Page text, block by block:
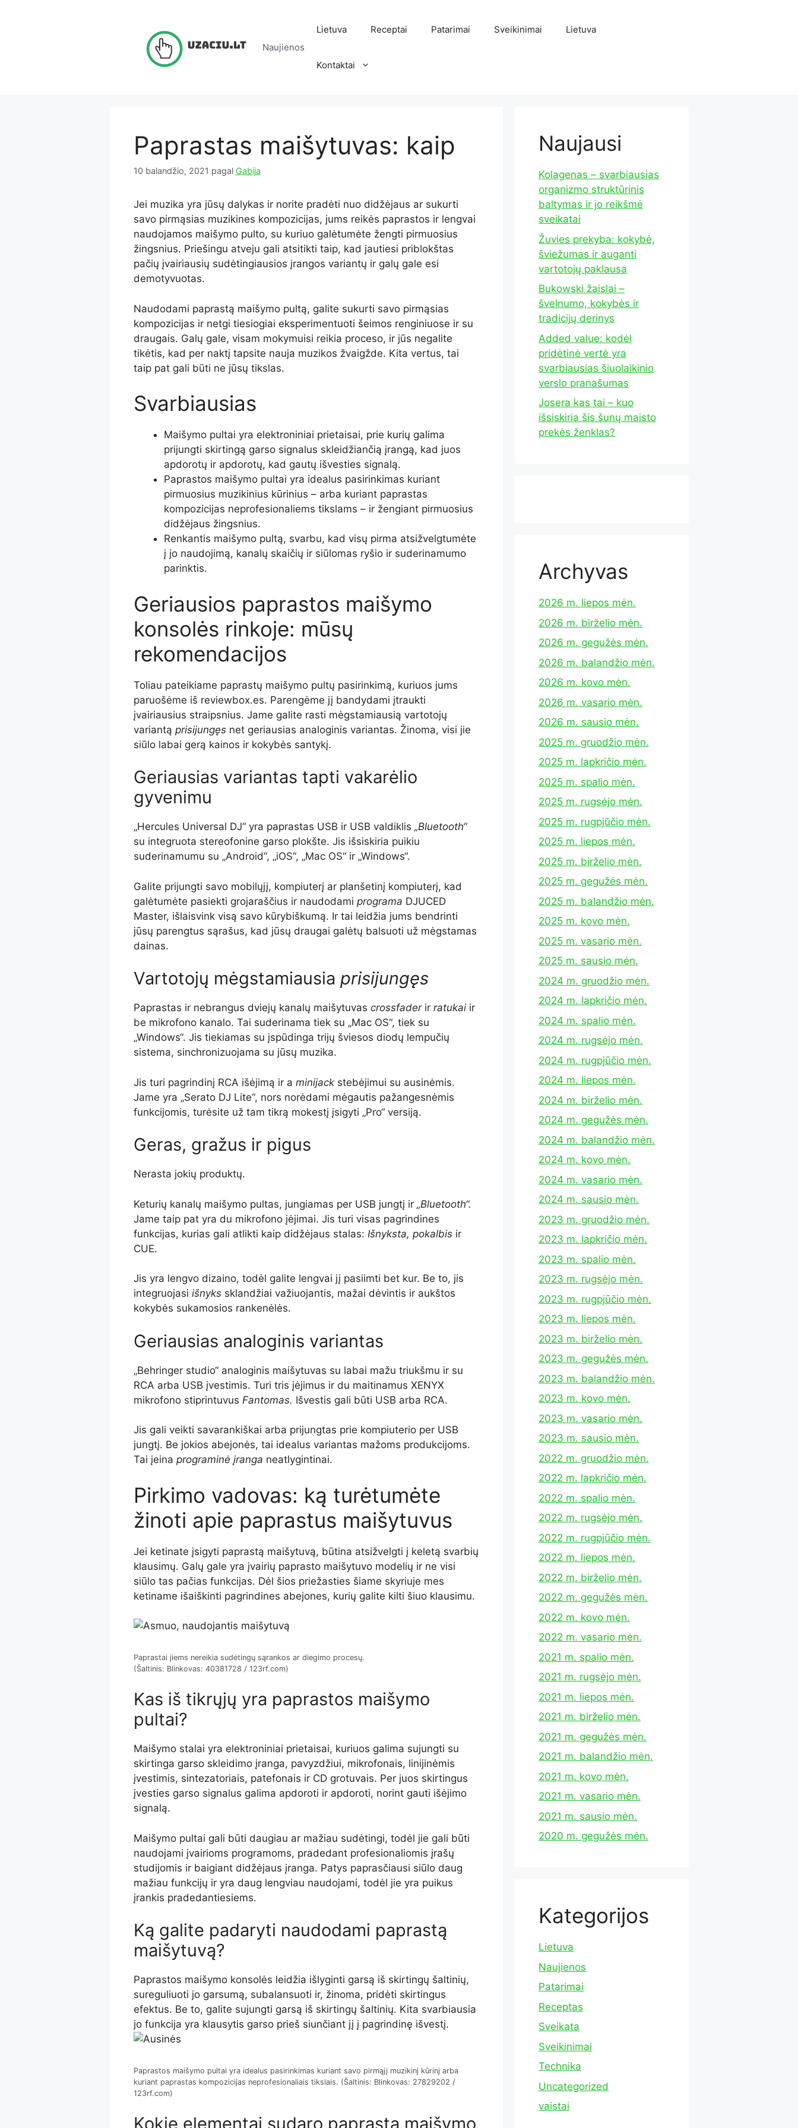
Naujienos
Lietuva Receptai Patarimai Sveikinimai Lietuva
Kontaktai
Paprastas maišytuvas: kaip
10 balandžio, 2021 pagal Gabija
Jei muzika yra jūsų dalykas ir norite pradėti nuo didžėjaus ar sukurti
savo pirmąsias muzikines kompozicijas, jums reikės paprastos ir lengvai
naudojamos maišymo pulto, su kuriuo galėtumėte žengti pirmuosius
žingsnius. Priešingu atveju gali atsitikti taip, kad jautiesi priblokštas
pačių įvairiausių sudėtingiausios įrangos variantų ir galų gale esi
demotyvuotas.
Naudodami paprastą maišymo pultą, galite sukurti savo pirmąsias
kompozicijas ir netgi tiesiogiai eksperimentuoti šeimos renginiuose ir su
draugais. Galų gale, visam mokymuisi reikia proceso, ir jūs negalite
tikėtis, kad per naktį tapsite nauja muzikos žvaigžde. Kita vertus, tai
taip pat gali būti ne jūsų tikslas.
Svarbiausias
Maišymo pultai yra elektroniniai prietaisai, prie kurių galima
prijungti skirtingą garso signalus skleidžiančią įrangą, kad juos
apdorotų ir apdorotų, kad gautų išvesties signalą.
Paprastos maišymo pultai yra idealus pasirinkimas kuriant
pirmuosius muzikinius kūrinius – arba kuriant paprastas
kompozicijas neprofesionaliems tikslams – ir žengiant pirmuosius
didžėjaus žingsnius.
Renkantis maišymo pultą, svarbu, kad visų pirma atsižvelgtumėte
į jo naudojimą, kanalų skaičių ir siūlomas ryšio ir suderinamumo
parinktis.
Geriausios paprastos maišymo
konsolės rinkoje: mūsų
rekomendacijos
Toliau pateikiame paprastų maišymo pultų pasirinkimą, kuriuos jums
paruošėme iš reviewbox.es. Parengėme jį bandydami įtraukti
įvairiausius straipsnius. Jame galite rasti mėgstamiausią vartotojų
variantą prisijungęsnet geriausias analoginis variantas. Žinoma, visi jie
siūlo labai gerą kainos ir kokybės santykį.
Geriausias variantas tapti vakarėlio
gyvenimu
„Hercules Universal DJ“ yra paprastas USB ir USB valdiklis „Bluetooth“
su integruota stereofonine garso plokšte. Jis išsiskiria puikiu
suderinamumu su „Android“, „iOS“, „Mac OS“ ir „Windows“.
Galite prijungti savo mobilųjį, kompiuterį ar planšetinį kompiuterį, kad
galėtumėte pasiekti grojaraščius ir naudodami programa DJUCED
Master, išlaisvink visą savo kūrybiškumą. Ir tai leidžia jums bendrinti
jūsų parengtus sąrašus, kad jūsų draugai galėtų balsuoti už mėgstamas
dainas.
Vartotojų mėgstamiausia prisijungęs
Paprastas ir nebrangus dviejų kanalų maišytuvas crossfaderirratukaiir
be mikrofono kanalo. Tai suderinama tiek su „Mac OS“, tiek su
„Windows“. Jis tiekiamas su įspūdinga trijų šviesos diodų lempučių
sistema, sinchronizuojama su jūsų muzika.
Jis turi pagrindinį RCA išėjimą ir a minijackstebėjimui su ausinėmis.
Jame yra „Serato DJ Lite“, nors norėdami mėgautis pažangesnėmis
funkcijomis, turėsite už tam tikrą mokestį įsigyti „Pro“ versiją.
Geras, gražus ir pigus
Nerasta jokių produktų.
Keturių kanalų maišymo pultas, jungiamas per USB jungtį ir „Bluetooth“.
Jame taip pat yra du mikrofono įėjimai. Jis turi visas pagrindines
funkcijas, kurias gali atlikti kaip didžėjaus stalas: Išnyksta, pokalbisir
CUE.
Jis yra lengvo dizaino, todėl galite lengvai jį pasiimti bet kur. Be to, jis
integruojasi išnykssklandžiai važiuojantis, mažai dėvintis ir aukštos
kokybės sukamosios rankenėlės.
Geriausias analoginis variantas
„Behringer studio“ analoginis maišytuvas su labai mažu triukšmu ir su
RCA arba USB įvestimis. Turi tris įėjimus ir du maitinamus XENYX
mikrofono stiprintuvus Fantomas. Išvestis gali būti USB arba RCA.
Jis gali veikti savarankiškai arba prijungtas prie kompiuterio per USB
jungtį. Be jokios abejonės, tai idealus variantas mažoms produkcijoms.
Tai įeina programinė įranga neatlygintinai.
Pirkimo vadovas: ką turėtumėte
žinoti apie paprastus maišytuvus
Jei ketinate įsigyti paprastą maišytuvą, būtina atsižvelgti į keletą svarbių
klausimų. Galų gale yra įvairių paprasto maišytuvo modelių ir ne visi
siūlo tas pačias funkcijas. Dėl šios priežasties šiame skyriuje mes
ketiname išaiškinti pagrindines abejones, kurių galite kilti šiuo klausimu.
Paprastai jiems nereikia sudėtingų sąrankos ar diegimo procesų.
(Šaltinis: Blinkovas: 40381728 / 123rf.com)
Kas iš tikrųjų yra paprastos maišymo
pultai?
Maišymo stalai yra elektroniniai prietaisai, kuriuos galima sujungti su
skirtinga garso skleidimo įranga, pavyzdžiui, mikrofonais, linijinėmis
įvestimis, sintezatoriais, patefonais ir CD grotuvais. Per juos skirtingus
įvesties garso signalus galima apdoroti ir apdoroti, norint gauti išėjimo
signalą.
Maišymo pultai gali būti daugiau ar mažiau sudėtingi, todėl jie gali būti
naudojami įvairioms programoms, pradedant profesionaliomis įrašų
studijomis ir baigiant didžėjaus įranga. Patys paprasčiausi siūlo daug
mažiau funkcijų ir yra daug lengviau naudojami, todėl jie yra puikus
įrankis pradedantiesiems.
Ką galite padaryti naudodami paprastą
maišytuvą?
Paprastos maišymo konsolės leidžia išlyginti garsą iš skirtingų šaltinių,
sureguliuoti jo garsumą, subalansuoti ir, žinoma, pridėti skirtingus
efektus. Be to, galite sujungti garsą iš skirtingų šaltinių. Kita svarbiausia
jo funkcija yra klausytis garso prieš siunčiant jį į pagrindinę išvestį.
Paprastos maišymo pultai yra idealus pasirinkimas kuriant savo pirmąjį muzikinį kūrinį arba
kuriant paprastas kompozicijas neprofesionaliais tikslais. (Šaltinis: Blinkovas: 27829202 /
123rf.com)
Kokie elementai sudaro paprastą maišymo
Naujausi
Kolagenas – svarbiausias
organizmo struktūrinis
baltymas ir jo reikšmė
sveikatai
Žuvies prekyba: kokybė,
šviežumas ir auganti
vartotojų paklausa
Bukowski žaislai –
švelnumo, kokybės ir
tradicijų derinys
Added value: kodėl
pridėtinė vertė yra
svarbiausias šiuolaikinio
verslo pranašumas
Josera kas tai – kuo
išsiskiria šis šunų maisto
prekės ženklas?
Archyvas
2026 m. liepos mėn.
2026 m. birželio mėn.
2026 m. gegužės mėn.
2026 m. balandžio mėn.
2026 m. kovo mėn.
2026 m. vasario mėn.
2026 m. sausio mėn.
2025 m. gruodžio mėn.
2025 m. lapkričio mėn.
2025 m. spalio mėn.
2025 m. rugsėjo mėn.
2025 m. rugpjūčio mėn.
2025 m. liepos mėn.
2025 m. birželio mėn.
2025 m. gegužės mėn.
2025 m. balandžio mėn.
2025 m. kovo mėn.
2025 m. vasario mėn.
2025 m. sausio mėn.
2024 m. gruodžio mėn.
2024 m. lapkričio mėn.
2024 m. spalio mėn.
2024 m. rugsėjo mėn.
2024 m. rugpjūčio mėn.
2024 m. liepos mėn.
2024 m. birželio mėn.
2024 m. gegužės mėn.
2024 m. balandžio mėn.
2024 m. kovo mėn.
2024 m. vasario mėn.
2024 m. sausio mėn.
2023 m. gruodžio mėn.
2023 m. lapkričio mėn.
2023 m. spalio mėn.
2023 m. rugsėjo mėn.
2023 m. rugpjūčio mėn.
2023 m. liepos mėn.
2023 m. birželio mėn.
2023 m. gegužės mėn.
2023 m. balandžio mėn.
2023 m. kovo mėn.
2023 m. vasario mėn.
2023 m. sausio mėn.
2022 m. gruodžio mėn.
2022 m. lapkričio mėn.
2022 m. spalio mėn.
2022 m. rugsėjo mėn.
2022 m. rugpjūčio mėn.
2022 m. liepos mėn.
2022 m. birželio mėn.
2022 m. gegužės mėn.
2022 m. kovo mėn.
2022 m. vasario mėn.
2021 m. spalio mėn.
2021 m. rugsėjo mėn.
2021 m. liepos mėn.
2021 m. birželio mėn.
2021 m. gegužės mėn.
2021 m. balandžio mėn.
2021 m. kovo mėn.
2021 m. vasario mėn.
2021 m. sausio mėn.
2020 m. gegužės mėn.
Kategorijos
Lietuva
Naujienos
Patarimai
Receptas
Sveikata
Sveikinimai
Technika
Uncategorized
vaistai